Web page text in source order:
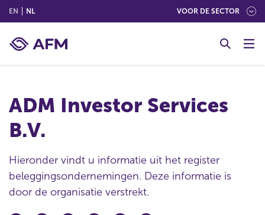
EN (ENGLISH)
NL(NEDERLANDS (NEDERLAND)) VOOR DE SECTOR
ADM Investor Services
B.V.
Hieronder vindt u informatie uit het register
beleggingsondernemingen. Deze informatie is
door de organisatie verstrekt.